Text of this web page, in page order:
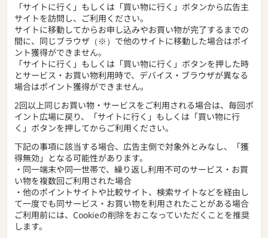
「サイトに行く」もしくは「買い物に行く」ボタンから広告主
サイトを訪問し、ご利用ください。
サイトに移動してからお申し込みやお買い物が完了するまでの
間に、同じブラウザ（※）で他のサイトに移動した場合はポイ
ント獲得ができません。
「サイトに行く」もしくは「買い物に行く」ボタンを押した時
とサービス・お買い物利用時で、デバイス・ブラウザが異なる
場合はポイント獲得ができません。
2回以上同じお買い物・サービスをご利用される場合は、毎回ポ
イント広場に戻り、「サイトに行く」もしくは「買い物に行
く」ボタンを押してからご利用ください。
下記の事項に該当する場合、広告主側で対象外とみなし、「獲
得無効」となる可能性があります。
・同一端末や同一世帯で、繰り返し利用不可のサービス・お買
い物を複数回ご利用された場合
・他のポイントサイトや比較サイト、検索サイトなどを経由し
て一度でも同サービス・お買い物を利用されたことがある場合
ご利用前には、Cookieの削除をおこなっていただくことを推奨
します。